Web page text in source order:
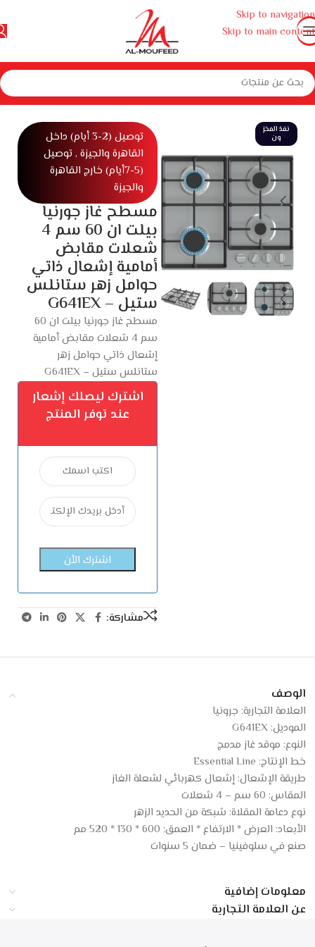
Skip to navigation
Skip to main content
منزلية كبيرة بوتاجازات وأفران ومايكروويف بوتجازات مسطح بلت ان غاز
نفذ المخز
ون
توصيل (2-3 أيام) داخل
القاهرة والجيزة , توصيل
(5-7أيام) خارج القاهرة
والجيزة
مسطح غاز جورنيا
بيلت ان 60 سم 4
شعلات مقابض
أمامية إشعال ذاتي
حوامل زهر ستانلس
ستيل – G641EX
مسطح غاز جورنيا بيلت ان 60
سم 4 شعلات مقابض أمامية
إشعال ذاتي حوامل زهر
ستانلس ستيل – G641EX
اشترك ليصلك إشعار
عند توفر المنتج
مشاركة:
الوصف
العلامة التجارية: جرونيا
الموديل: G641EX
النوع: موقد غاز مدمج
خط الإنتاج: Essential Line
طريقة الإشعال: إشعال كهربائي لشعلة الغاز
المقاس: 60 سم – 4 شعلات
نوع دعامة المقلاة: شبكة من الحديد الزهر
الأبعاد: العرض * الارتفاع * العمق: 600 * 130 * 520 مم
صنع في سلوفينيا – ضمان 5 سنوات
معلومات إضافية
عن العلامة التجارية